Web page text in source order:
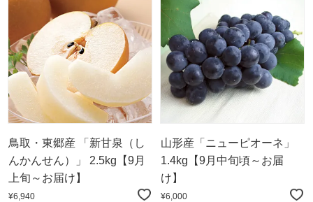
鳥取・東郷産 「新甘泉（し
んかんせん）」 2.5kg【9月
上旬～お届け】
¥6,940
山形産「ニューピオーネ」
1.4kg【9月中旬頃～お届
け】
¥6,000